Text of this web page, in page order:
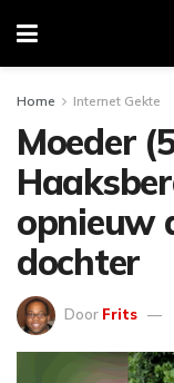
Home Internet Gekte
Moeder
opnieuw
dochter
Door Frits